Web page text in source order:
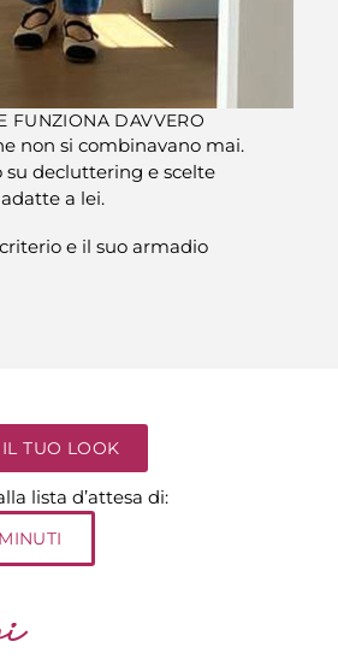
FUNZIONA DAVVERO
non si combinavano mai.
decluttering e scelte
a lei.
e il suo armadio
TUO LOOK
lista d’attesa di: